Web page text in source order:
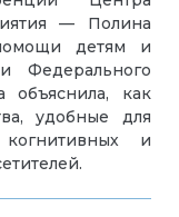
— Полина
детям и
Федерального
как
удобные для
и